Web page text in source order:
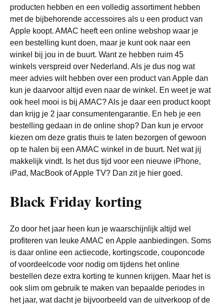
producten hebben en een volledig assortiment hebben
met de bijbehorende accessoires als u een product van
Apple koopt. AMAC heeft een online webshop waar je
een bestelling kunt doen, maar je kunt ook naar een
winkel bij jou in de buurt. Want ze hebben ruim 45
winkels verspreid over Nederland. Als je dus nog wat
meer advies wilt hebben over een product van Apple dan
kun je daarvoor altijd even naar de winkel. En weet je wat
ook heel mooi is bij AMAC? Als je daar een product koopt
dan krijg je 2 jaar consumentengarantie. En heb je een
bestelling gedaan in de online shop? Dan kun je ervoor
kiezen om deze gratis thuis te laten bezorgen of gewoon
op te halen bij een AMAC winkel in de buurt. Net wat jij
makkelijk vindt. Is het dus tijd voor een nieuwe iPhone,
iPad, MacBook of Apple TV? Dan zit je hier goed.
Black Friday korting
Zo door het jaar heen kun je waarschijnlijk altijd wel
profiteren van leuke AMAC en Apple aanbiedingen. Soms
is daar online een actiecode, kortingscode, couponcode
of voordeelcode voor nodig om tijdens het online
bestellen deze extra korting te kunnen krijgen. Maar het is
ook slim om gebruik te maken van bepaalde periodes in
het jaar, wat dacht je bijvoorbeeld van de uitverkoop of de